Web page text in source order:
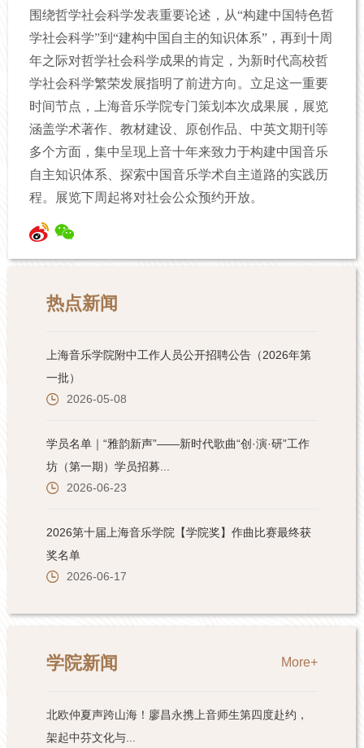
围绕哲学社会科学发表重要论述，从“构建中国特色哲
学社会科学”到“建构中国自主的知识体系”，再到十周
年之际对哲学社会科学成果的肯定，为新时代高校哲
学社会科学繁荣发展指明了前进方向。立足这一重要
时间节点，上海音乐学院专门策划本次成果展，展览
涵盖学术著作、教材建设、原创作品、中英文期刊等
多个方面，集中呈现上音十年来致力于构建中国音乐
自主知识体系、探索中国音乐学术自主道路的实践历
程。展览下周起将对社会公众预约开放。
热点新闻
学院新闻 More+
北欧仲夏声跨山海！廖昌永携上音师生第四度赴约，
架起中芬文化与...